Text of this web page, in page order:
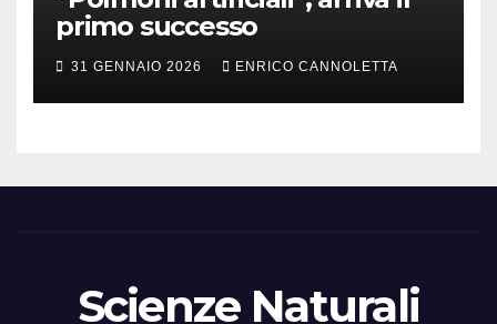
primo successo
31 GENNAIO 2026 ENRICO CANNOLETTA
Scienze Naturali